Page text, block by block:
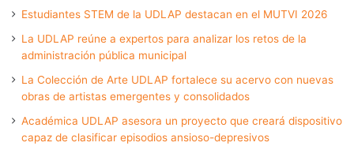
Estudiantes STEM de la UDLAP destacan en el MUTVI 2026
La UDLAP reúne a expertos para analizar los retos de la
administración pública municipal
La Colección de Arte UDLAP fortalece su acervo con nuevas
obras de artistas emergentes y consolidados
Académica UDLAP asesora un proyecto que creará dispositivo
capaz de clasificar episodios ansioso-depresivos